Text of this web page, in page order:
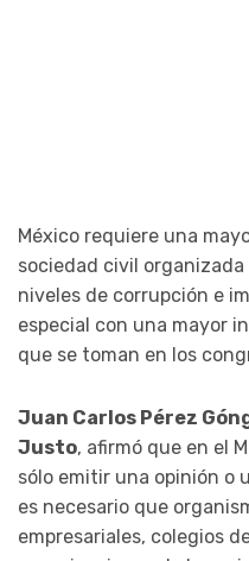
México requiere una
sociedad civil
niveles de corrupción e
especial con una mayor
que se toman en los
Juan Carlos Pérez
Justo, afirmó que en el
sólo emitir una opinión o
es necesario que
empresariales, colegios